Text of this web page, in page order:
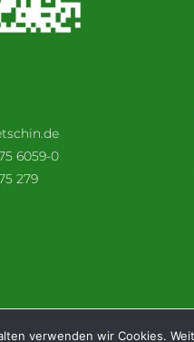
6059-0
279
Webcam: Stadt &
verwenden wir Cookies.